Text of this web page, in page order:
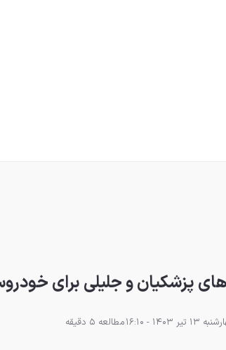
پزشکیان و جلیلی برای
تیر 1403 - 16:10
مطالعه 5 دقیقه